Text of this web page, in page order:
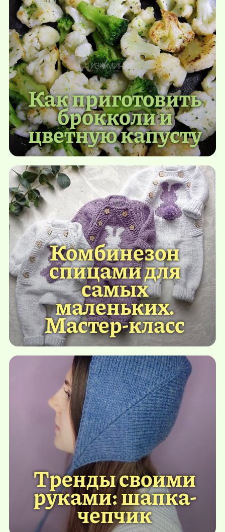
Как приготовить
брокколи и
цветную капусту
Комбинезон
спицами для
самых
маленьких.
Мастер-класс
Тренды своими
руками: шапка-
чепчик